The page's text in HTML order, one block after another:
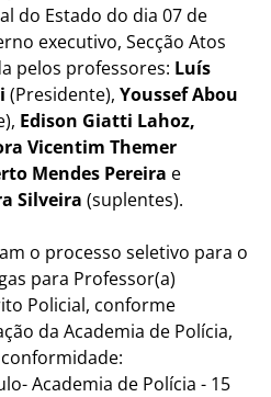
do Estado do dia 07 de
executivo, Secção Atos
pelos professores: Luís
(Presidente), Youssef Abou
Edison Giatti Lahoz,
Vicentim Themer
Mendes Pereira e
Silveira (suplentes).
o processo seletivo para o
para Professor(a)
Policial, conforme
da Academia de Polícia,
Academia de Polícia - 15